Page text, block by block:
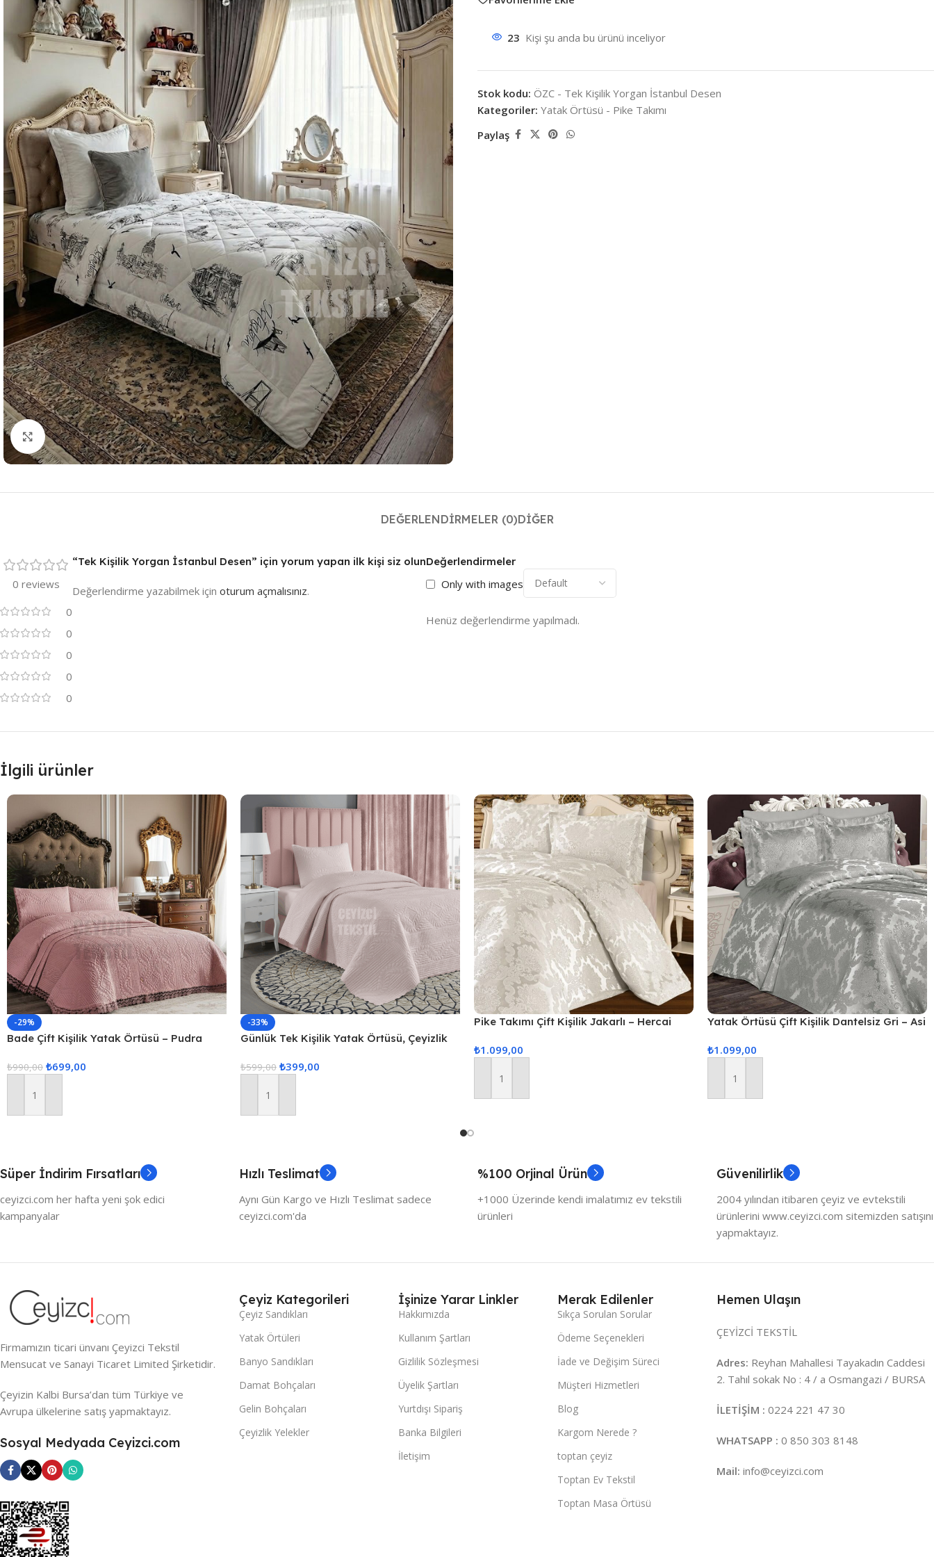
Resmi Büyüt
23 Kişi şu anda bu ürünü inceliyor
Stok kodu: ÖZC - Tek Kişilik Yorgan İstanbul Desen
Kategoriler: Yatak Örtüsü - Pike Takımı
Paylaş
DEĞERLENDIRMELER (0)DIĞER
0 reviews
0
0
0
0
0
Değerlendirmeler
Only with images
Henüz değerlendirme yapılmadı.
“Tek Kişilik Yorgan İstanbul Desen” için yorum yapan ilk kişi siz olun
Değerlendirme yazabilmek için oturum açmalısınız.
İlgili ürünler
-29%
Bade Çift Kişilik Yatak Örtüsü – Pudra
₺990,00 ₺699,00
Sepete Ekle
-33%
Günlük Tek Kişilik Yatak Örtüsü, Çeyizlik
₺599,00 ₺399,00
Sepete Ekle
Pike Takımı Çift Kişilik Jakarlı – Hercai
₺1.099,00
Sepete Ekle
Yatak Örtüsü Çift Kişilik Dantelsiz Gri – Asi
₺1.099,00
Sepete Ekle
Süper İndirim Fırsatları
ceyizci.com her hafta yeni şok edici
kampanyalar
Hızlı Teslimat
Aynı Gün Kargo ve Hızlı Teslimat sadece
ceyizci.com'da
%100 Orjinal Ürün
+1000 Üzerinde kendi imalatımız ev tekstili
ürünleri
Güvenilirlik
2004 yılından itibaren çeyiz ve evtekstili
ürünlerini www.ceyizci.com sitemizden satışını
yapmaktayız.
Firmamızın ticari ünvanı Çeyizci Tekstil
Mensucat ve Sanayi Ticaret Limited Şirketidir.
Çeyizin Kalbi Bursa’dan tüm Türkiye ve
Avrupa ülkelerine satış yapmaktayız.
Sosyal Medyada Ceyizci.com
Çeyiz Kategorileri
Çeyiz Sandıkları
Yatak Örtüleri
Banyo Sandıkları
Damat Bohçaları
Gelin Bohçaları
Çeyizlik Yelekler
İşinize Yarar Linkler
Hakkımızda
Kullanım Şartları
Gizlilik Sözleşmesi
Üyelik Şartları
Yurtdışı Sipariş
Banka Bilgileri
İletişim
Merak Edilenler
Sıkça Sorulan Sorular
Ödeme Seçenekleri
İade ve Değişim Süreci
Müşteri Hizmetleri
Blog
Kargom Nerede ?
toptan çeyiz
Toptan Ev Tekstil
Toptan Masa Örtüsü
Hemen Ulaşın
ÇEYİZCİ TEKSTİL
Adres: Reyhan Mahallesi Tayakadın Caddesi
2. Tahıl sokak No : 4 / a Osmangazi / BURSA
İLETİŞİM : 0224 221 47 30
WHATSAPP : 0 850 303 8148
Mail: info@ceyizci.com